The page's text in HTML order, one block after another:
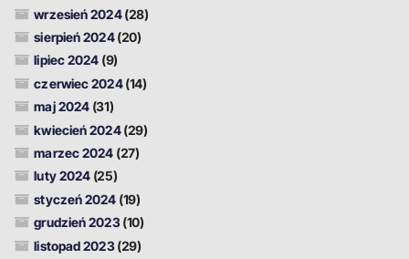
wrzesień 2024(28)
sierpień 2024(20)
lipiec 2024 (9)
czerwiec 2024(14)
maj 2024 (31)
kwiecień 2024(29)
marzec 2024 (27)
luty 2024 (25)
styczeń 2024 (19)
grudzień 2023(10)
listopad 2023(29)